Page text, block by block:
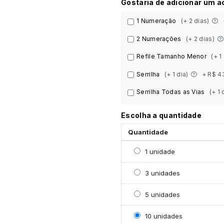
Gostaria de adicionar um
1 Numeração (+ 2 dias)
2 Numerações (+ 2 dias)
Refile Tamanho Menor (+ 1
Serrilha (+ 1 dia) + R$
Serrilha Todas as Vias (+ 1
Escolha a quantidade
Quantidade
Selecionar 1 unidade
1 unidade
Selecionar 3 unidades
3 unidades
Selecionar 5 unidades
5 unidades
Selecionar 10 unidades
10 unidades